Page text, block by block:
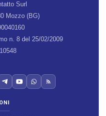
Surl
Mozzo (BG)
n. 8 del 25/02/2009